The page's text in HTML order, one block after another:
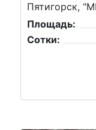
Пятигорск,
Площадь:
Сотки: